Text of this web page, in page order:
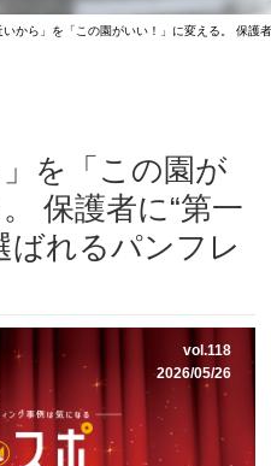
いから」を「この園がいい！」に変える。 保護
」を「この園が
保護者に“第一
ばれるパンフレ
vol.118
2026/05/26